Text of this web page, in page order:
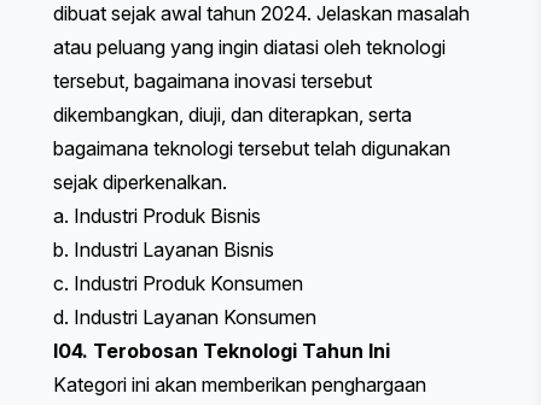
dibuat sejak awal tahun 2024. Jelaskan masalah
atau peluang yang ingin diatasi oleh teknologi
tersebut, bagaimana inovasi tersebut
dikembangkan, diuji, dan diterapkan, serta
bagaimana teknologi tersebut telah digunakan
sejak diperkenalkan.
a. Industri Produk Bisnis
b. Industri Layanan Bisnis
c. Industri Produk Konsumen
d. Industri Layanan Konsumen
I04. Terobosan Teknologi Tahun Ini
Kategori ini akan memberikan penghargaan